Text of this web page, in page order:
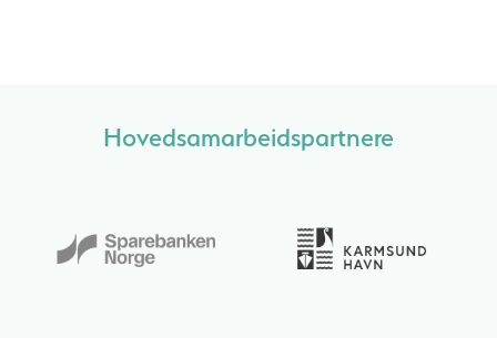
Hovedsamarbeidspartnere